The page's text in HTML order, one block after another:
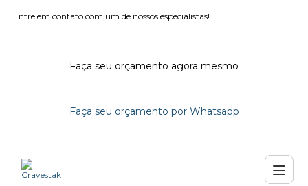
Entre em contato com um de nossos especialistas!
Faça seu orçamento agora mesmo
Faça seu orçamento por Whatsapp